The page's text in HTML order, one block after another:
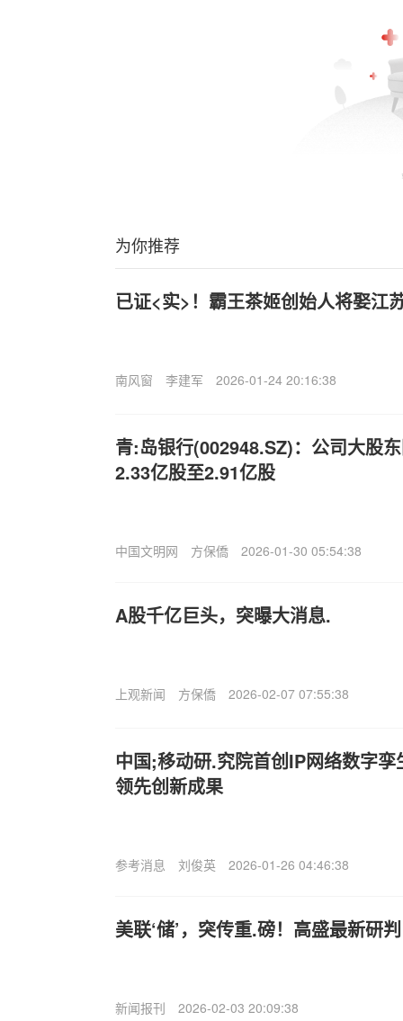
为你推荐
已证<实>！霸王茶姬创始人将娶江
南风窗 李建军 2026-01-24 20:16:38
青:岛银行(002948.SZ)：公司大股
2.33亿股至2.91亿股
中国文明网 方保僑 2026-01-30 05:54:38
A股千亿巨头，突曝大消息.
上观新闻 方保僑 2026-02-07 07:55:38
中国;移动研.究院首创IP网络数字
领先创新成果
参考消息 刘俊英 2026-01-26 04:46:38
美联‘储’，突传重.磅！高盛最新研
新闻报刊 2026-02-03 20:09:38